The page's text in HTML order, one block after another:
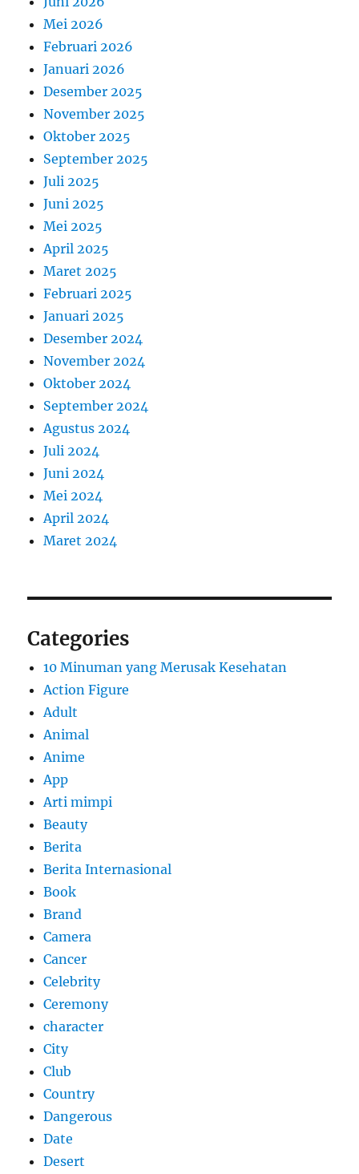
Mei 2026
Februari 2026
Januari 2026
Desember 2025
November 2025
Oktober 2025
September 2025
Juli 2025
Juni 2025
Mei 2025
April 2025
Maret 2025
Februari 2025
Januari 2025
Desember 2024
November 2024
Oktober 2024
September 2024
Agustus 2024
Juli 2024
Juni 2024
Mei 2024
April 2024
Maret 2024
Categories
10 Minuman yang Merusak Kesehatan
Action Figure
Adult
Animal
Anime
App
Arti mimpi
Beauty
Berita
Berita Internasional
Book
Brand
Camera
Cancer
Celebrity
Ceremony
character
City
Club
Country
Dangerous
Date
Desert